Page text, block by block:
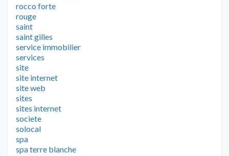
rocco forte
rouge
saint
saint gilles
service immobilier
services
site
site internet
site web
sites
sites internet
societe
solocal
spa
spa terre blanche